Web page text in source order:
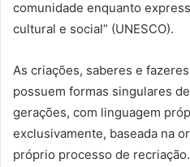
comunidade enquanto
cultural e social” (UNESCO).
As criações, saberes e
possuem formas singulares
gerações, com linguagem
exclusivamente, baseada na
próprio processo de